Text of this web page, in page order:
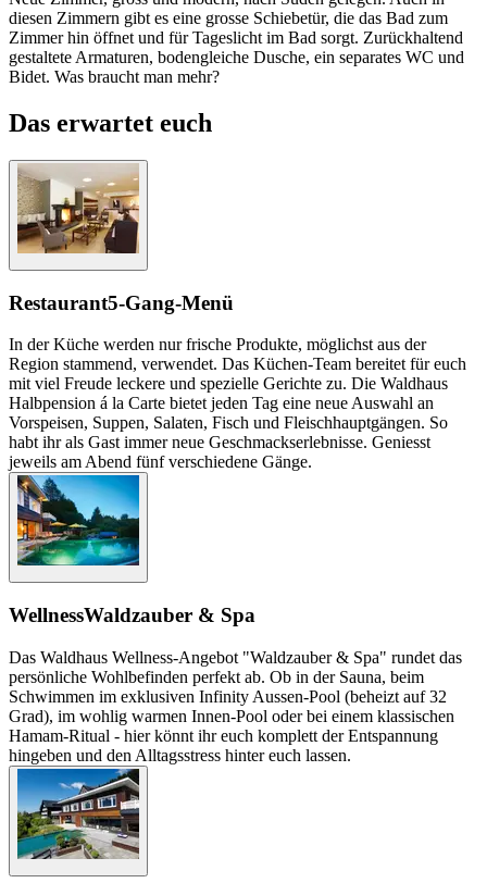
diesen Zimmern gibt es eine grosse Schiebetür, die das Bad zum
Zimmer hin öffnet und für Tageslicht im Bad sorgt. Zurückhaltend
gestaltete Armaturen, bodengleiche Dusche, ein separates WC und
Bidet. Was braucht man mehr?
Das erwartet euch
Restaurant5-Gang-Menü
In der Küche werden nur frische Produkte, möglichst aus der
Region stammend, verwendet. Das Küchen-Team bereitet für euch
mit viel Freude leckere und spezielle Gerichte zu. Die Waldhaus
Halbpension á la Carte bietet jeden Tag eine neue Auswahl an
Vorspeisen, Suppen, Salaten, Fisch und Fleischhauptgängen. So
habt ihr als Gast immer neue Geschmackserlebnisse. Geniesst
jeweils am Abend fünf verschiedene Gänge.
WellnessWaldzauber & Spa
Das Waldhaus Wellness-Angebot "Waldzauber & Spa" rundet das
persönliche Wohlbefinden perfekt ab. Ob in der Sauna, beim
Schwimmen im exklusiven Infinity Aussen-Pool (beheizt auf 32
Grad), im wohlig warmen Innen-Pool oder bei einem klassischen
Hamam-Ritual - hier könnt ihr euch komplett der Entspannung
hingeben und den Alltagsstress hinter euch lassen.